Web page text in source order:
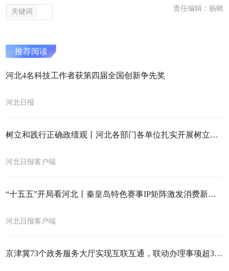
关键词 责任编辑：杨晓
推荐阅读
河北4名科技工作者获第四届全国创新争先奖
河北日报
树立和践行正确政绩观丨河北各部门各单位扎实开展树立和践行正确政绩观学习教育
河北日报客户端
“十五五”开局看河北丨秦皇岛特色赛事IP矩阵激发消费新活力
河北日报客户端
京津冀73个政务服务大厅实现互联互通，联动办理事项超3万项